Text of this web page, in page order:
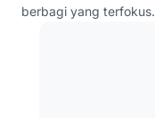
berbagi yang terfokus.